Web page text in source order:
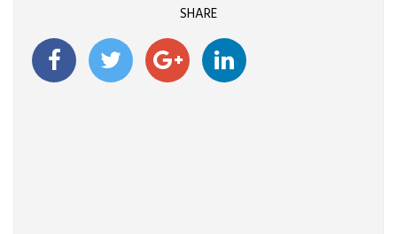
SHARE